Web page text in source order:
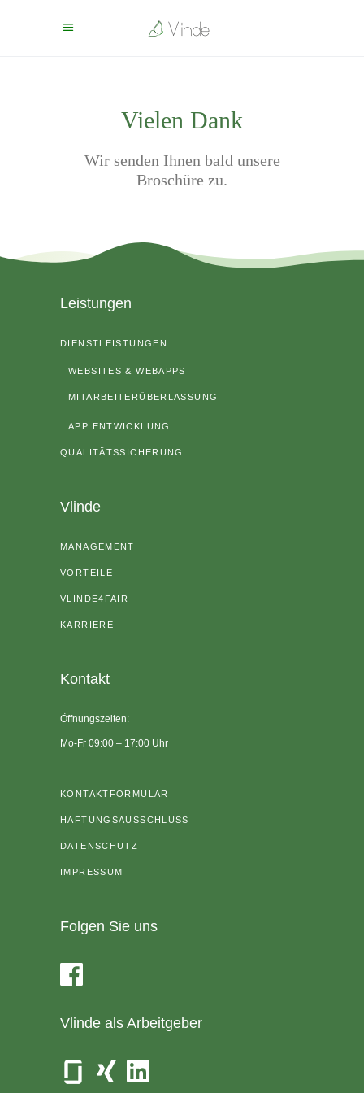
Vielen Dank
Wir senden Ihnen bald unsere
Broschüre zu.
Leistungen
DIENSTLEISTUNGEN
WEBSITES & WEBAPPS
MITARBEITERÜBERLASSUNG
APP ENTWICKLUNG
QUALITÄTSSICHERUNG
Vlinde
MANAGEMENT
VORTEILE
VLINDE4FAIR
KARRIERE
Kontakt
Öffnungszeiten:
Mo-Fr 09:00 – 17:00 Uhr
KONTAKTFORMULAR
HAFTUNGSAUSSCHLUSS
DATENSCHUTZ
IMPRESSUM
Folgen Sie uns
Vlinde als Arbeitgeber